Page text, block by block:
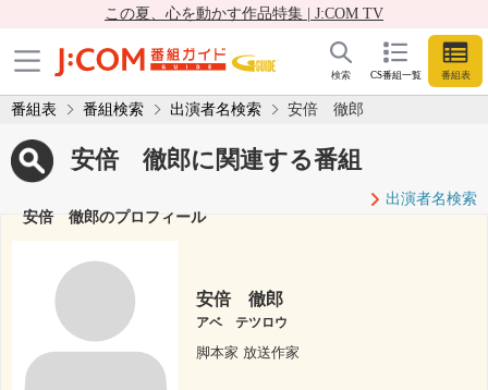
この夏、心を動かす作品特集 | J:COM TV
CS番組一覧 番組表
検索
番組表 番組検索 出演者名検索 安倍 徹郎
安倍 徹郎に関連する番組
出演者名検索
安倍 徹郎のプロフィール
安倍 徹郎
アベ テツロウ
脚本家 放送作家